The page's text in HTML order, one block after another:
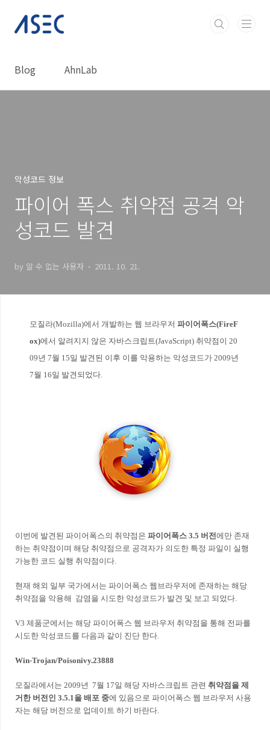
Blog AhnLab
악성코드 정보
파이어 폭스 취약점 공격 악
성코드 발견
by 알 수 없는 사용자 2011. 10. 21.
모질라(Mozilla)에서 개발하는 웹 브라우저 파이어폭스(FireF
ox)에서 알려지지 않은 자바스크립트(JavaScript) 취약점이 20
09년 7월 15일 발견된 이후 이를 악용하는 악성코드가 2009년
7월 16일 발견되었다.
이번에 발견된 파이어폭스의 취약점은 파이어폭스 3.5 버전에만 존재
하는 취약점이며 해당 취약점으로 공격자가 의도한 특정 파일이 실행
가능한 코드 실행 취약점이다.
현재 해외 일부 국가에서는 파이어폭스 웹브라우저에 존재하는 해당
취약점을 악용해 감염을 시도한 악성코드가 발견 및 보고 되었다.
V3 제품군에서는 해당 파이어폭스 웹 브라우저 취약점을 통해 전파를
시도한 악성코드를 다음과 같이 진단 한다.
Win-Trojan/Poisonivy.23888
모질라에서는 2009년 7월 17일 해당 자바스크립트 관련 취약점을 제
거한 버전인 3.5.1을 배포 중에 있음으로 파이어폭스 웹 브라우저 사용
자는 해당 버전으로 업데이트 하기 바란다.